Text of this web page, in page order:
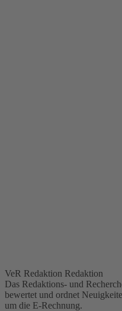
VeR Redaktion Redaktion
Das Redaktions- und
bewertet und ordnet
um die E-Rechnung.